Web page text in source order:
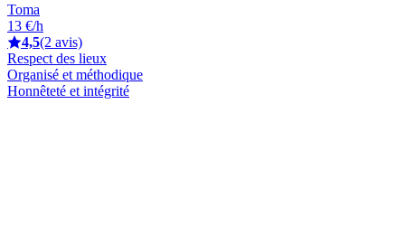
Toma
13 €/h
4,5(2 avis)
Respect des lieux
Organisé et méthodique
Honnêteté et intégrité